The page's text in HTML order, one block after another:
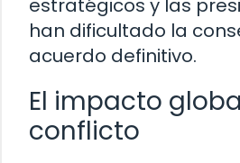
estratégicos y las
han dificultado la
acuerdo definitivo.
El impacto
conflicto